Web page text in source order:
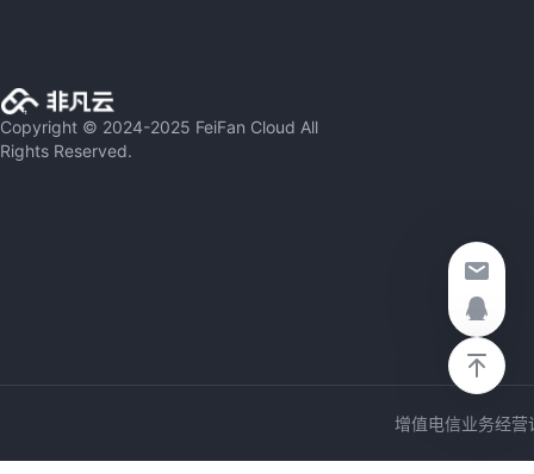
Copyright © 2024-2025 FeiFan Cloud All
Rights Reserved.
增值电信业务经